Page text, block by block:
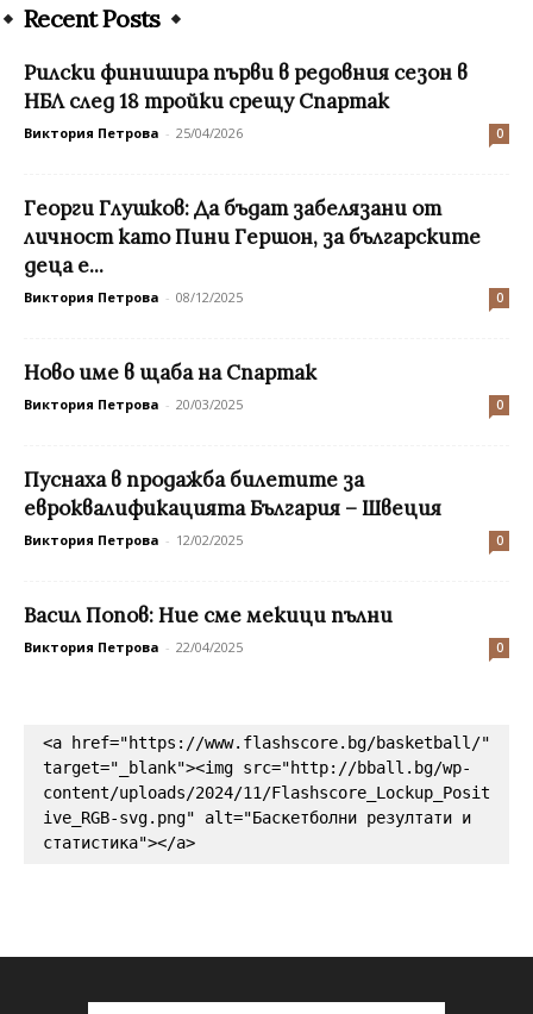
Recent Posts
Рилски финишира първи в редовния сезон в
НБЛ след 18 тройки срещу Спартак
Виктория Петрова - 25/04/2026 0
Георги Глушков: Да бъдат забелязани от
личност като Пини Гершон, за българските
деца е...
Виктория Петрова - 08/12/2025 0
Ново име в щаба на Спартак
Виктория Петрова - 20/03/2025 0
Пуснаха в продажба билетите за
евроквалификацията България – Швеция
Виктория Петрова - 12/02/2025 0
Васил Попов: Ние сме мекици пълни
Виктория Петрова - 22/04/2025 0
<a href="https://www.flashscore.bg/basketball/"
target="_blank"><img src="http://bball.bg/wp-
content/uploads/2024/11/Flashscore_Lockup_Posit
ive_RGB-svg.png" alt="Баскетболни резултати и
статистика"></a>